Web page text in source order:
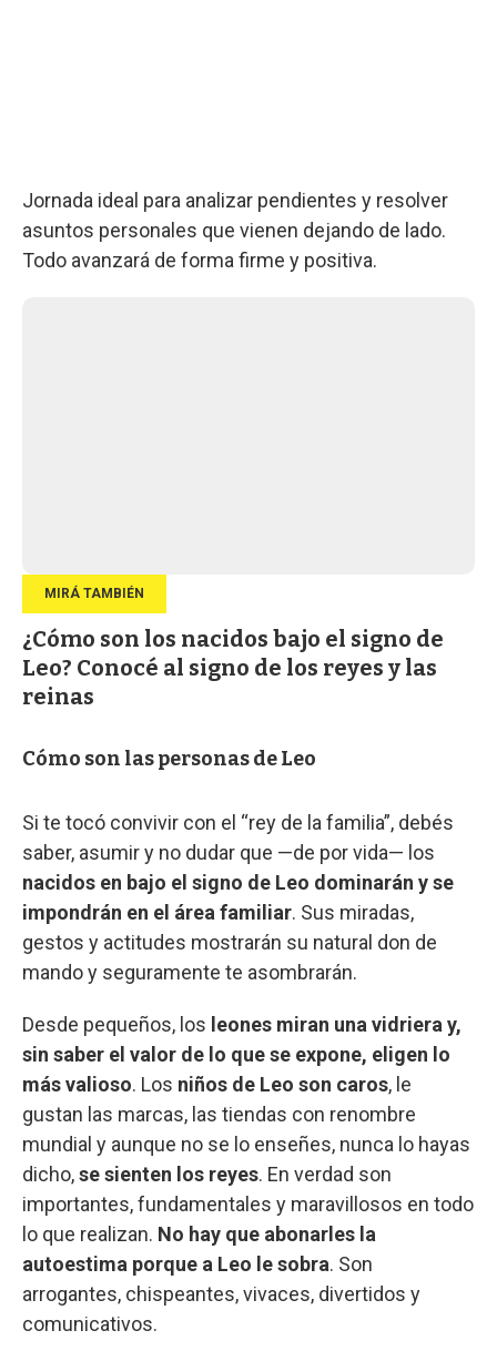
Jornada ideal para analizar pendientes y resolver
asuntos personales que vienen dejando de lado.
Todo avanzará de forma firme y positiva.
¿Cómo son los nacidos bajo el signo de
Leo? Conocé al signo de los reyes y las
reinas
Cómo son las personas de Leo
Si te tocó convivir con el “rey de la familia”, debés
saber, asumir y no dudar que —de por vida— los
nacidos en bajo el signo de Leo dominarán y se
impondrán en el área familiar. Sus miradas,
gestos y actitudes mostrarán su natural don de
mando y seguramente te asombrarán.
Desde pequeños, los leones miran una vidriera y,
sin saber el valor de lo que se expone, eligen lo
más valioso. Los niños de Leo son caros, le
gustan las marcas, las tiendas con renombre
mundial y aunque no se lo enseñes, nunca lo hayas
dicho,se sienten los reyes. En verdad son
importantes, fundamentales y maravillosos en todo
lo que realizan. No hay que abonarles la
autoestima porque a Leo le sobra. Son
arrogantes, chispeantes, vivaces, divertidos y
comunicativos.